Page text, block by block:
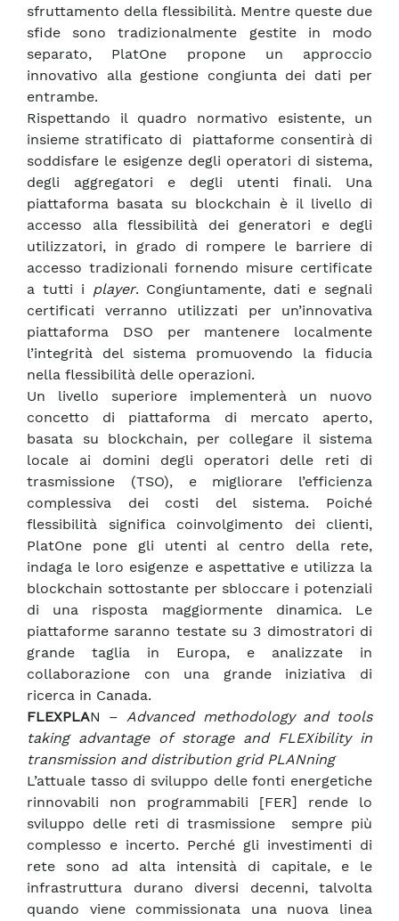
sfruttamento della flessibilità. Mentre queste due
sfide sono tradizionalmente gestite in modo
separato, PlatOne propone un approccio
innovativo alla gestione congiunta dei dati per
entrambe.
Rispettando il quadro normativo esistente, un
insieme stratificato di piattaforme consentirà di
soddisfare le esigenze degli operatori di sistema,
degli aggregatori e degli utenti finali. Una
piattaforma basata su blockchain è il livello di
accesso alla flessibilità dei generatori e degli
utilizzatori, in grado di rompere le barriere di
accesso tradizionali fornendo misure certificate
a tutti i player. Congiuntamente, dati e segnali
certificati verranno utilizzati per un’innovativa
piattaforma DSO per mantenere localmente
l’integrità del sistema promuovendo la fiducia
nella flessibilità delle operazioni.
Un livello superiore implementerà un nuovo
concetto di piattaforma di mercato aperto,
basata su blockchain, per collegare il sistema
locale ai domini degli operatori delle reti di
trasmissione (TSO), e migliorare l’efficienza
complessiva dei costi del sistema. Poiché
flessibilità significa coinvolgimento dei clienti,
PlatOne pone gli utenti al centro della rete,
indaga le loro esigenze e aspettative e utilizza la
blockchain sottostante per sbloccare i potenziali
di una risposta maggiormente dinamica. Le
piattaforme saranno testate su 3 dimostratori di
grande taglia in Europa, e analizzate in
collaborazione con una grande iniziativa di
ricerca in Canada.
FLEXPLAN –Advanced methodology and tools
taking advantage of storage and FLEXibility in
transmission and distribution grid PLANning
L’attuale tasso di sviluppo delle fonti energetiche
rinnovabili non programmabili [FER] rende lo
sviluppo delle reti di trasmissione sempre più
complesso e incerto. Perché gli investimenti di
rete sono ad alta intensità di capitale, e le
infrastruttura durano diversi decenni, talvolta
quando viene commissionata una nuova linea